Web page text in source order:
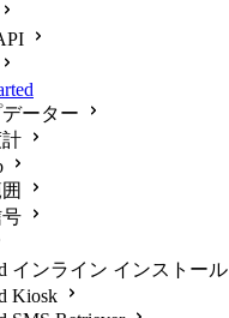
ーター
インライン インストール
Kiosk